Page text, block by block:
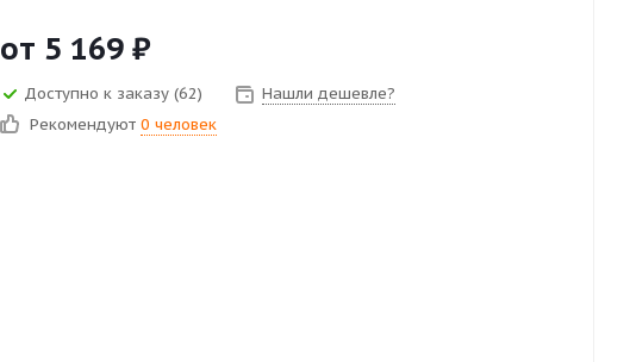
от 5 169 ₽
Доступно к заказу (62)
Нашли дешевле?
Рекомендуют 0 человек